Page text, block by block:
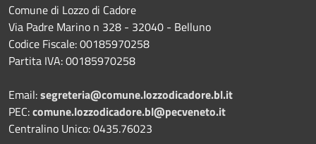
Comune di Lozzo di Cadore
Via Padre Marino n 328 - 32040 - Belluno
Codice Fiscale: 00185970258
Partita IVA: 00185970258
Email:segreteria@comune.lozzodicadore.bl.it
PEC:comune.lozzodicadore.bl@pecveneto.it
Centralino Unico: 0435.76023